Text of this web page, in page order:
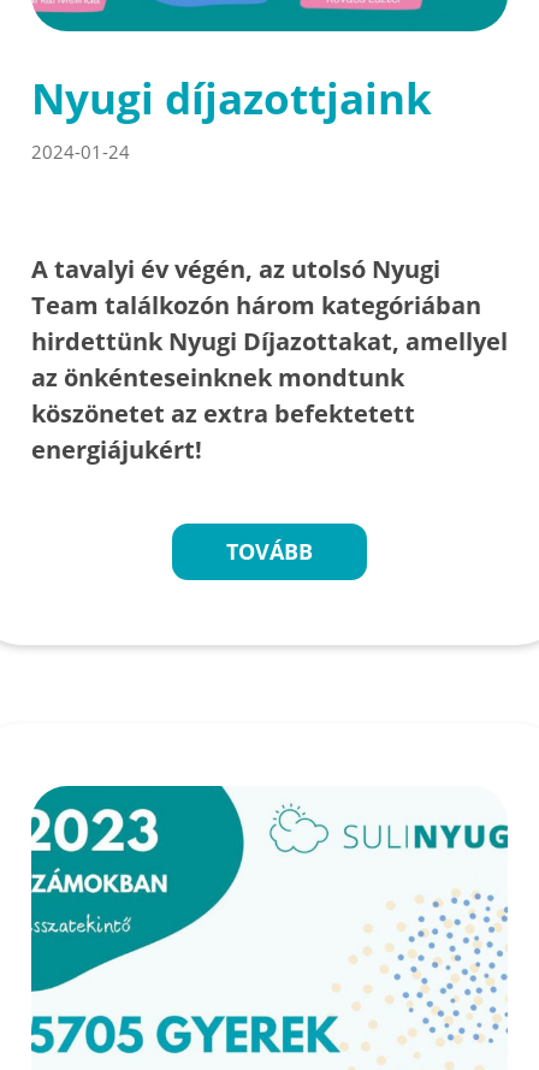
Nyugi díjazottjaink
2024-01-24
A tavalyi év végén, az utolsó Nyugi
Team találkozón három kategóriában
hirdettünk Nyugi Díjazottakat, amellyel
az önkénteseinknek mondtunk
köszönetet az extra befektetett
energiájukért!
TOVÁBB